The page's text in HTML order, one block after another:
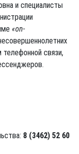
и специалисты
«оn-
связи,
8 (3462) 52 60